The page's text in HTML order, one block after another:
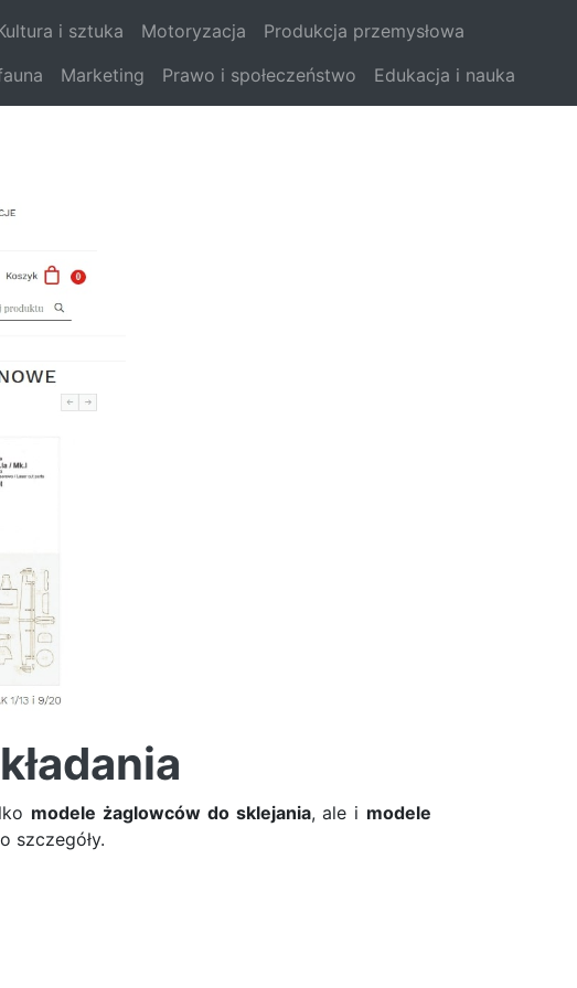
i sztuka Motoryzacja
Produkcja przemysłowa
Marketing Prawo i społeczeństwo Edukacja i nauka
modele żaglowców do sklejania, ale i modele
szczegóły.